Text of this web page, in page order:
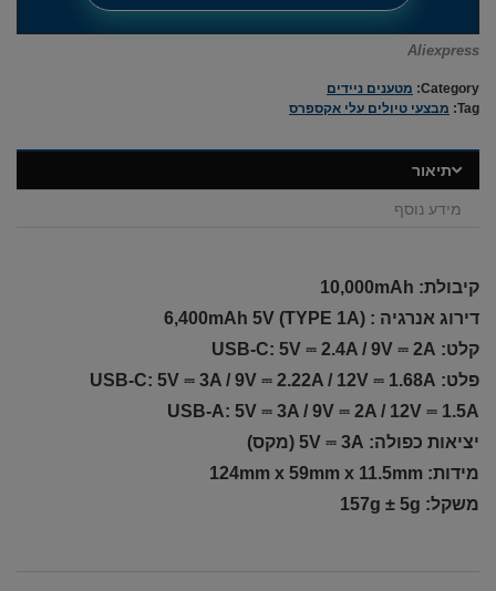
Aliexpress
Category: מטענים ניידים
Tag: מבצעי טיולים עלי אקספרס
תיאור
מידע נוסף
קיבולת: 10,000mAh
דירוג אנרגיה : 6,400mAh 5V (TYPE 1A)
קלט: USB-C: 5V ⎓ 2.4A / 9V ⎓ 2A
פלט: USB-C: 5V ⎓ 3A / 9V ⎓ 2.22A / 12V ⎓ 1.68A
USB-A: 5V ⎓ 3A / 9V ⎓ 2A / 12V ⎓ 1.5A
יציאות כפולה: 5V ⎓ 3A (מקס)
מידות: 124mm x 59mm x 11.5mm
משקל: 157g ± 5g